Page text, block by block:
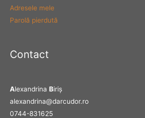
Adresele mele
Parolă pierdută
Contact
Alexandrina Biriş
alexandrina@darcudor.ro
0744-831625